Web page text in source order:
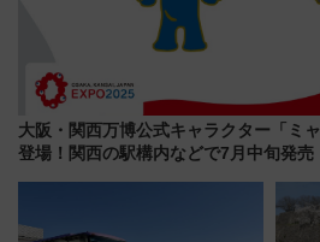
大阪・関西万博公式キャラクター「ミ
登場！関西の駅構内などで7月中旬発売